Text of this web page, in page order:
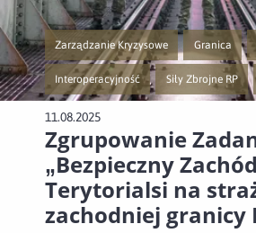
Zarządzanie Kryzysowe
Przejście do nowej strony z listą
Granica
Przejście
Interoperacyjność
Przejście do nowej strony z listą
Siły Zbrojne RP
Przejście do
11.08.2025
Zgrupowanie
„Bezpieczny
Terytorialsi na
zachodniej granicy